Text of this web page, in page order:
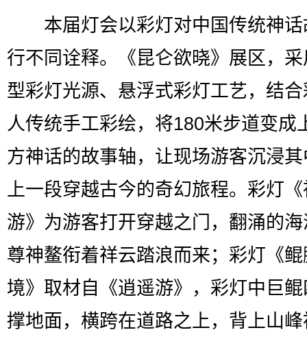
本届灯会以彩灯对中国传统神话
行不同诠释。《昆仑欲晓》展区，
型彩灯光源、悬浮式彩灯工艺，结
人传统手工彩绘，将180米步道变成
方神话的故事轴，让现场游客沉浸
上一段穿越古今的奇幻旅程。彩灯
游》为游客打开穿越之门，翻涌的
尊神鳌衔着祥云踏浪而来；彩灯《
境》取材自《逍遥游》，彩灯中巨
撑地面，横跨在道路之上，背上山